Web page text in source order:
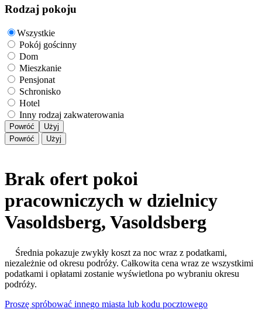
Rodzaj pokoju
Wszystkie
Pokój gościnny
Dom
Mieszkanie
Pensjonat
Schronisko
Hotel
Inny rodzaj zakwaterowania
Powróć
Użyj
Powróć
Użyj
Brak ofert pokoi
pracowniczych w dzielnicy
Vasoldsberg, Vasoldsberg
Średnia pokazuje zwykły koszt za noc wraz z podatkami,
niezależnie od okresu podróży. Całkowita cena wraz ze wszystkimi
podatkami i opłatami zostanie wyświetlona po wybraniu okresu
podróży.
Proszę spróbować innego miasta lub kodu pocztowego